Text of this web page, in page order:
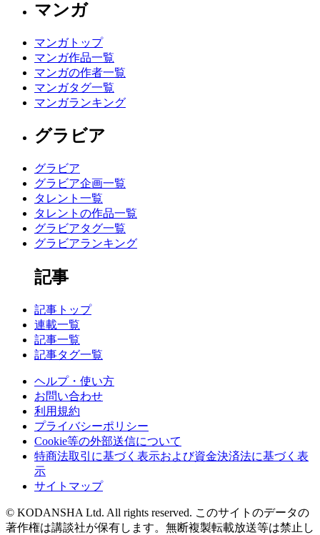
マンガ
マンガトップ
マンガ作品一覧
マンガの作者一覧
マンガタグ一覧
マンガランキング
グラビア
グラビア
グラビア企画一覧
タレント一覧
タレントの作品一覧
グラビアタグ一覧
グラビアランキング
記事
記事トップ
連載一覧
記事一覧
記事タグ一覧
ヘルプ・使い方
お問い合わせ
利用規約
プライバシーポリシー
Cookie等の外部送信について
特商法取引に基づく表示および資金決済法に基づく表
示
サイトマップ
© KODANSHA Ltd. All rights reserved. このサイトのデータの
著作権は講談社が保有します。無断複製転載放送等は禁止し